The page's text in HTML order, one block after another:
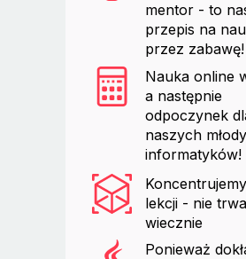
lekcji - nie
wiecznie
mentor - to
przepis na
przez zabawę!
Ponieważ
Nauka online
a następnie
odpoczynek
naszych
informatyków!